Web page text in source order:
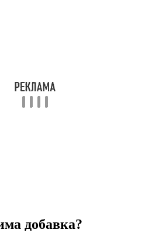
добавка?